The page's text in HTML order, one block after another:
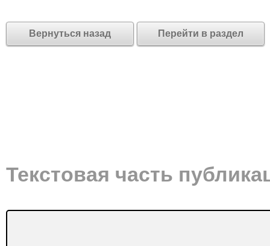
Вернуться назад Перейти в раздел
Текстовая часть